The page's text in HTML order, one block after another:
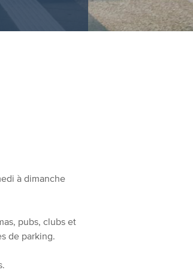
à dimanche
pubs, clubs et
de parking.